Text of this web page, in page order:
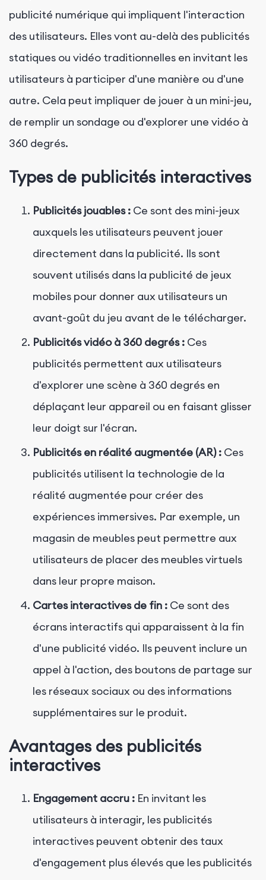
publicité numérique qui impliquent l'interaction
des utilisateurs. Elles vont au-delà des publicités
statiques ou vidéo traditionnelles en invitant les
utilisateurs à participer d'une manière ou d'une
autre. Cela peut impliquer de jouer à un mini-jeu,
de remplir un sondage ou d'explorer une vidéo à
360 degrés.
Types de publicités interactives
Publicités jouables : Ce sont des mini-jeux
auxquels les utilisateurs peuvent jouer
directement dans la publicité. Ils sont
souvent utilisés dans la publicité de jeux
mobiles pour donner aux utilisateurs un
avant-goût du jeu avant de le télécharger.
Publicités vidéo à 360 degrés : Ces
publicités permettent aux utilisateurs
d'explorer une scène à 360 degrés en
déplaçant leur appareil ou en faisant glisser
leur doigt sur l'écran.
Publicités en réalité augmentée (AR) : Ces
publicités utilisent la technologie de la
réalité augmentée pour créer des
expériences immersives. Par exemple, un
magasin de meubles peut permettre aux
utilisateurs de placer des meubles virtuels
dans leur propre maison.
Cartes interactives de fin : Ce sont des
écrans interactifs qui apparaissent à la fin
d'une publicité vidéo. Ils peuvent inclure un
appel à l'action, des boutons de partage sur
les réseaux sociaux ou des informations
supplémentaires sur le produit.
Avantages des publicités
interactives
Engagement accru : En invitant les
utilisateurs à interagir, les publicités
interactives peuvent obtenir des taux
d'engagement plus élevés que les publicités